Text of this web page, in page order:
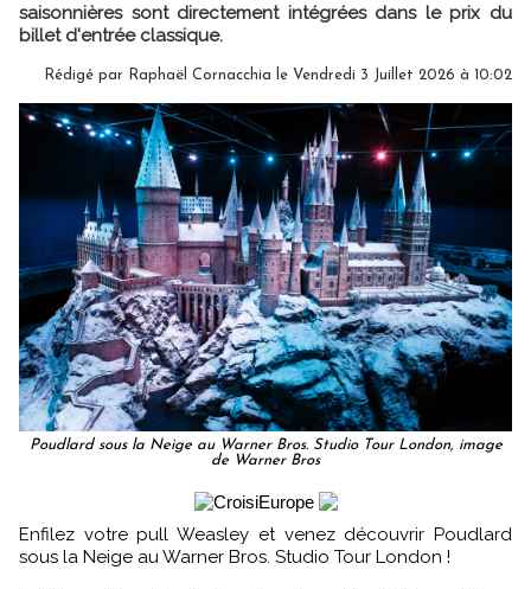
saisonnières sont directement intégrées dans le prix du
billet d'entrée classique.
Rédigé par Raphaël Cornacchia le Vendredi 3 Juillet 2026 à 10:02
Poudlard sous la Neige au Warner Bros. Studio Tour London, image
de Warner Bros
Enfilez votre pull Weasley et venez découvrir Poudlard
sous la Neige au Warner Bros. Studio Tour London !